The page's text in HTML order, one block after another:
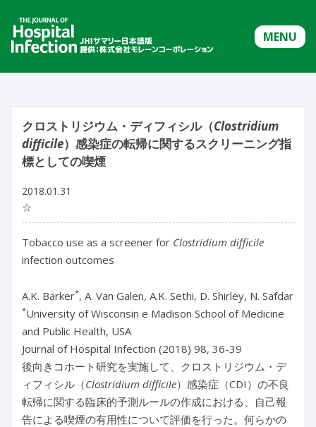
MENU
クロストリジウム・ディフィシル（Clostridium
difficile）感染症の転帰に関するスクリーニング指
標としての喫煙
2018.01.31
☆
Tobacco use as a screener for Clostridium difficile
infection outcomes
A.K. Barker*, A. Van Galen, A.K. Sethi, D. Shirley, N. Safdar
*University of Wisconsin e Madison School of Medicine
and Public Health, USA
Journal of Hospital Infection (2018) 98, 36-39
後向きコホート研究を実施して、クロストリジウム・デ
ィフィシル（Clostridium difficile）感染症（CDI）の不良
転帰に関する臨床的予測ルールの作成における、自己報
告による喫煙の有用性について評価を行った。何らかの